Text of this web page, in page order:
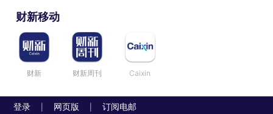
财新移动
财新 财新周刊 Caixin
登录 网页版 订阅电邮